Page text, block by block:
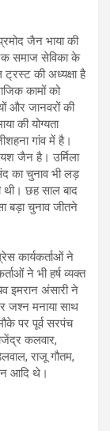
जैन भाया की
समाज सेविका के
की अध्यक्षा है
कामों को
और जानवरों की
की योग्यता
गांव में है।
यश जैन है। उर्मिला
का चुनाव भी लड़
थी। छह साल बाद
बड़ा चुनाव जीतने
कार्यकर्ताओं ने
ने भी हर्ष व्यक्त
इमरान अंसारी ने
जश्न मनाया साथ
पर पूर्व सरपंच
कलवार,
राजू गौतम,
आदि थे।